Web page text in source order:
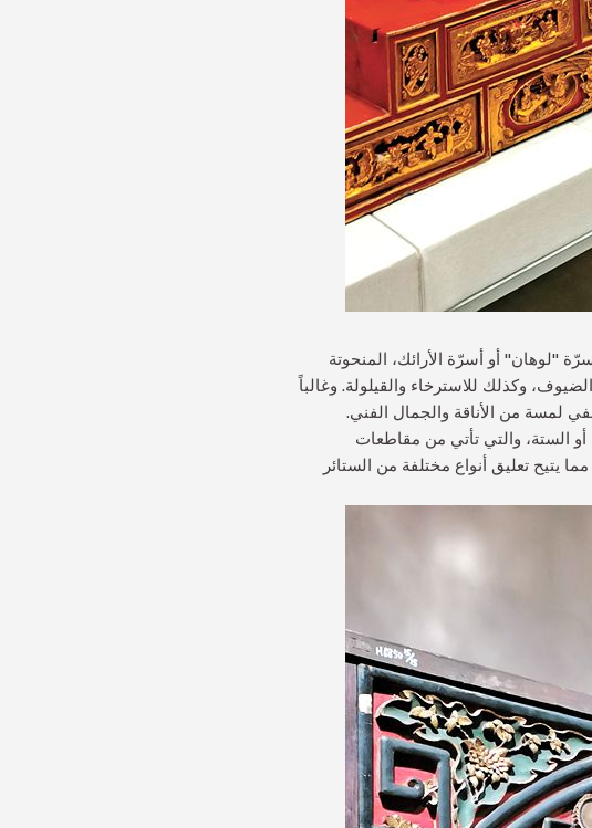
أو أسرّة الأرائك، المنحوتة
وكذلك للاسترخاء والقيلولة. وغالباً
لمسة من الأناقة والجمال الفني.
الستة، والتي تأتي من مقاطعات
يتيح تعليق أنواع مختلفة من الستائر